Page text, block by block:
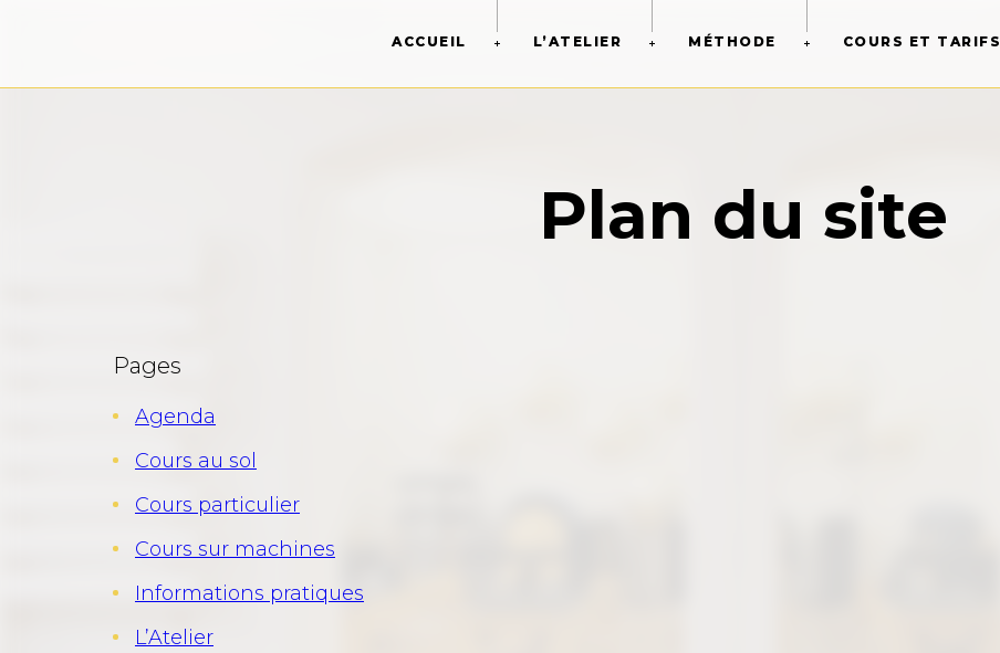
ACCUEIL L’ATELIER MÉTHODE COURS ET TARIFS
Plan du site
Pages
Agenda
Cours au sol
Cours particulier
Cours sur machines
Informations pratiques
L’Atelier